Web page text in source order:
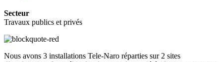
Secteur
Travaux publics et privés
Nous avons 3 installations Tele-Naro réparties sur 2 sites